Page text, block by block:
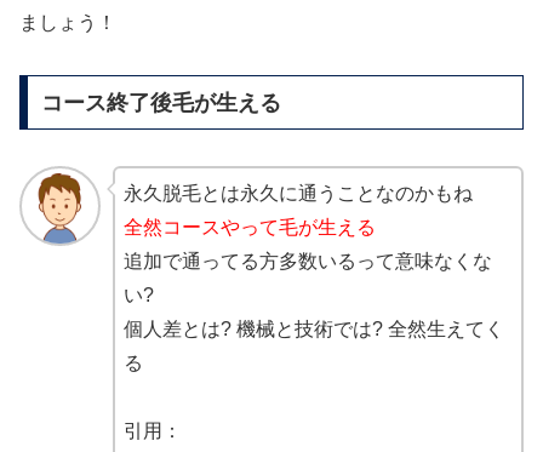
ましょう！
コース終了後毛が生える
永久脱毛とは永久に通うことなのかもね
全然コースやって毛が生える
追加で通ってる方多数いるって意味なくな
い?
個人差とは? 機械と技術では? 全然生えてく
る
引用：